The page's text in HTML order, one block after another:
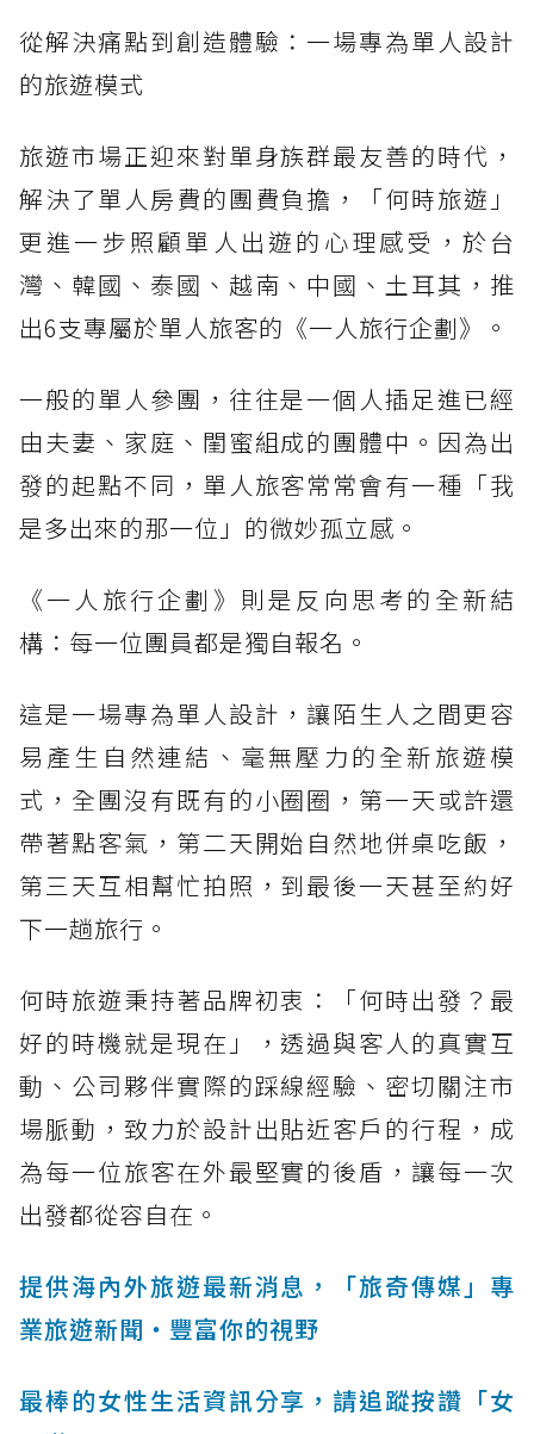
從解決痛點到創造體驗：一場專為單人設計
的旅遊模式
旅遊市場正迎來對單身族群最友善的時代，
解決了單人房費的團費負擔，「何時旅遊」
更進一步照顧單人出遊的心理感受，於台
灣、韓國、泰國、越南、中國、土耳其，推
出6支專屬於單人旅客的《一人旅行企劃》。
一般的單人參團，往往是一個人插足進已經
由夫妻、家庭、閨蜜組成的團體中。因為出
發的起點不同，單人旅客常常會有一種「我
是多出來的那一位」的微妙孤立感。
《一人旅行企劃》則是反向思考的全新結
構：每一位團員都是獨自報名。
這是一場專為單人設計，讓陌生人之間更容
易產生自然連結、毫無壓力的全新旅遊模
式，全團沒有既有的小圈圈，第一天或許還
帶著點客氣，第二天開始自然地併桌吃飯，
第三天互相幫忙拍照，到最後一天甚至約好
下一趟旅行。
何時旅遊秉持著品牌初衷：「何時出發？最
好的時機就是現在」，透過與客人的真實互
動、公司夥伴實際的踩線經驗、密切關注市
場脈動，致力於設計出貼近客戶的行程，成
為每一位旅客在外最堅實的後盾，讓每一次
出發都從容自在。
提供海內外旅遊最新消息，「旅奇傳媒」專
業旅遊新聞‧豐富你的視野
最棒的女性生活資訊分享，請追蹤按讚「女